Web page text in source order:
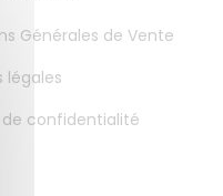
Générales de Vente
légales
de confidentialité